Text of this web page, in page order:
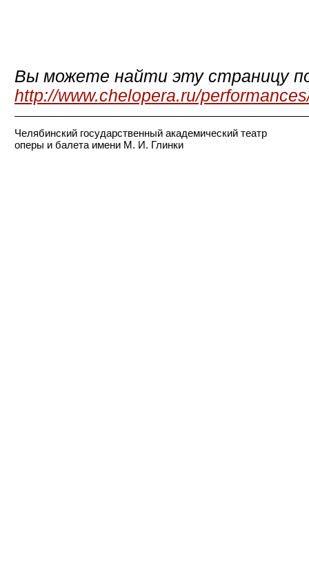
Вы можете найти эту страницу
http://www.chelopera.ru/
Челябинский государственный академический театр
оперы и балета имени М. И. Глинки